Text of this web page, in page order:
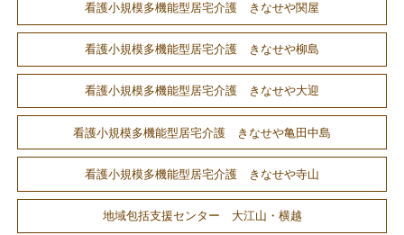
看護小規模多機能型居宅介護 きなせや関屋
看護小規模多機能型居宅介護 きなせや柳島
看護小規模多機能型居宅介護 きなせや大迎
看護小規模多機能型居宅介護 きなせや亀田中島
看護小規模多機能型居宅介護 きなせや寺山
地域包括支援センター 大江山・横越